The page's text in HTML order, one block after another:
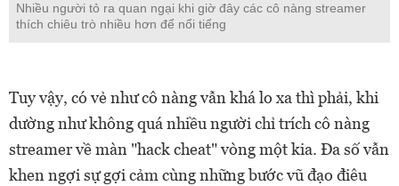
Nhiều người tỏ ra quan ngại khi giờ đây các cô nàng streamer
thích chiêu trò nhiều hơn để nổi tiếng
Tuy vậy, có vẻ như cô nàng vẫn khá lo xa thì phải, khi
dường như không quá nhiều người chỉ trích cô nàng
streamer về màn "hack cheat" vòng một kia. Đa số vẫn
khen ngợi sự gợi cảm cùng những bước vũ đạo điêu